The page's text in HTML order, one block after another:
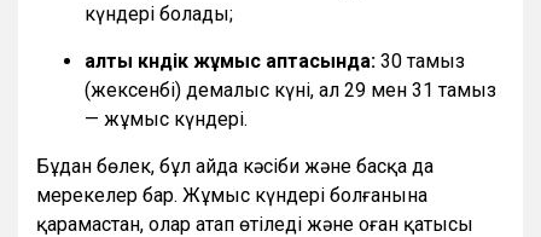
күндері болады;
алты күндік жұмыс аптасында: 30 тамыз
(жексенбі) демалыс күні, ал 29 мен 31 тамыз
— жұмыс күндері.
Бұдан бөлек, бұл айда кәсіби және басқа да
мерекелер бар. Жұмыс күндері болғанына
қарамастан, олар атап өтіледі және оған қатысы